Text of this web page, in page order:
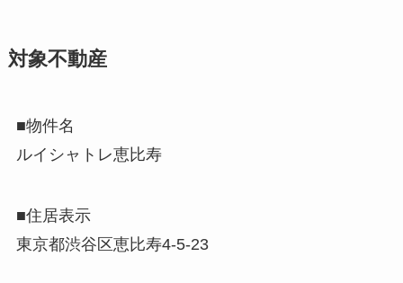
対象不動産
■物件名
ルイシャトレ恵比寿
■住居表示
東京都渋谷区恵比寿4-5-23